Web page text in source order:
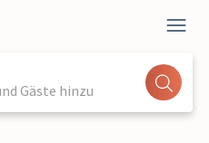
Gäste hinzu